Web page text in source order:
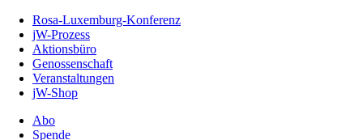
Inhalt
Seite
Rosa-Luxemburg-Konferenz
jW-Prozess
Aktionsbüro
Genossenschaft
Veranstaltungen
jW-Shop
Abo
Spende